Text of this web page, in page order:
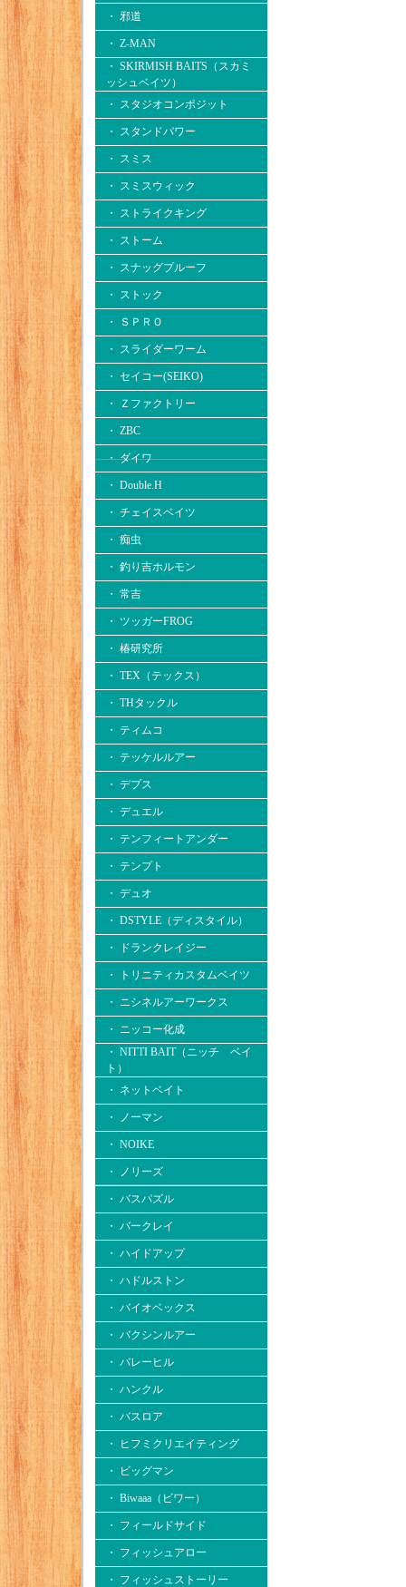
・ 邪道
・ Z-MAN
・ SKIRMISH BAITS（スカミ
ッシュベイツ）
・ スタジオコンポジット
・ スタンドパワー
・ スミス
・ スミスウィック
・ ストライクキング
・ ストーム
・ スナッグプルーフ
・ ストック
・ ＳＰＲＯ
・ スライダーワーム
・ セイコー(SEIKO)
・ Ｚファクトリー
・ ZBC
・ ダイワ
・ Double.H
・ チェイスベイツ
・ 痴虫
・ 釣り吉ホルモン
・ 常吉
・ ツッガーFROG
・ 椿研究所
・ TEX（テックス）
・ THタックル
・ ティムコ
・ テッケルルアー
・ デプス
・ デュエル
・ テンフィートアンダー
・ テンプト
・ デュオ
・ DSTYLE（ディスタイル）
・ ドランクレイジー
・ トリニティカスタムベイツ
・ ニシネルアーワークス
・ ニッコー化成
・ NITTI BAIT（ニッチ ベイ
ト）
・ ネットベイト
・ ノーマン
・ NOIKE
・ ノリーズ
・ バスパズル
・ バークレイ
・ ハイドアップ
・ ハドルストン
・ バイオベックス
・ バクシンルアー
・ バレーヒル
・ ハンクル
・ バスロア
・ ヒフミクリエイティング
・ ビッグマン
・ Biwaaa（ビワー）
・ フィールドサイド
・ フィッシュアロー
・ フィッシュストーリー